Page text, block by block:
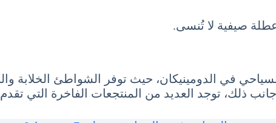
عطلة صيفية لا تُنسى.
في الدومينيكان، حيث توفر الشواطئ الخلابة
ذلك، توجد العديد من المنتجعات الفاخرة التي